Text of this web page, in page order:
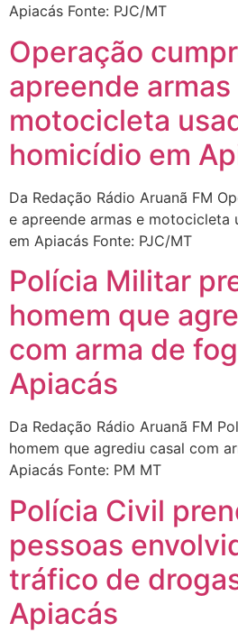
Apiacás Fonte: PJC/MT
Operação
apreende armas
motocicleta
homicídio em
Da Redação Rádio Aruanã FM
e apreende armas e motocicleta
em Apiacás Fonte: PJC/MT
Polícia Militar
homem que
com arma de
Apiacás
Da Redação Rádio Aruanã FM
homem que agrediu casal com
Apiacás Fonte: PM MT
Polícia Civil
pessoas
tráfico de
Apiacás